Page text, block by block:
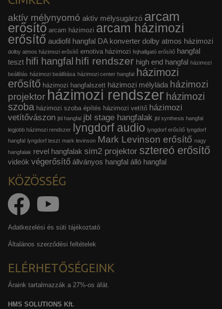
aktív mélynyomó aktív mélysugárzó arcam
erősítő arcam házimozi arcam házimozi
erősítő audiofil hangfal DA konverter dolby atmos házimozi
dolby atmos házimozi erősítő emotiva házimozi fejhallgató erősítő hangfal
teszt hifi hangfal hifi rendszer high end hangfal házimozi
beállítás házimozi beállítása házimozi center hangfal
házimozi
erősítő házimozi hangfalszett házimozi mélyláda házimozi
projektor házimozi rendszer házimozi
szoba házimozi szoba építés házimozi vetítő házimozi
vetítővászon jbl hangfal jbl stage hangfalak jbl synthesis hangfal
legjobb házimozi rendszer
lyngdorf audio lyngdorf erősítő lyngdorf
hangfal
lyngdorf teszt mark levinson Mark Levinson erősítő nagy
hangfalak revel hangfalak sim2 projektor sztereó erősítő
videók végerősítő állványos hangfal álló hangfal
KÖZÖSSÉG
Adatkezelési és süti tájékoztató
Általános szerződési feltételek
ELÉRHETŐSÉGEINK
Áraink tartalmazzák a 27%-os áfát.
HMS SOLUTIONS Kft.